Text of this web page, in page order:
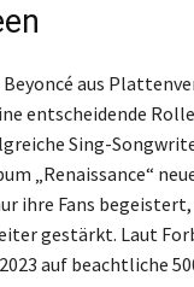
aus
entscheidende
Sing-
„Renaissance“
ihre Fans begeistert,
gestärkt. Laut
auf beachtliche